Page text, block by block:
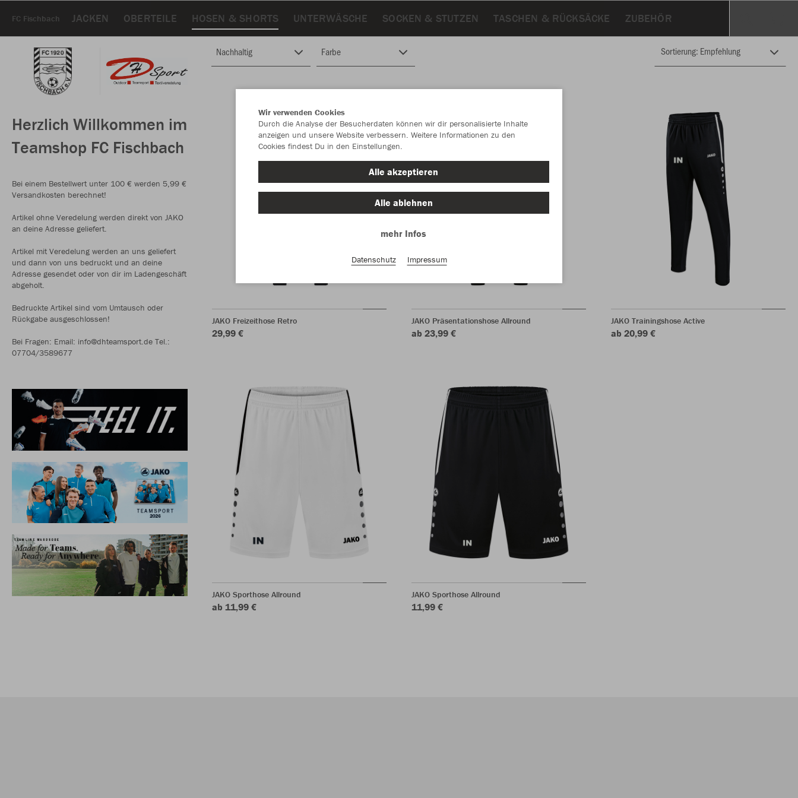
FC Fischbach JACKEN OBERTEILE HOSEN & SHORTS UNTERWÄSCHE SOCKEN & STUTZEN TASCHEN & RÜCKSÄCKE ZUBEHÖR
Herzlich Willkommen im
Teamshop FC Fischbach
Bei einem Bestellwert unter 100 € werden 5,99 €
Versandkosten berechnet!
Artikel ohne Veredelung werden direkt von JAKO
an deine Adresse geliefert.
Artikel mit Veredelung werden an uns geliefert
und dann von uns bedruckt und an deine
Adresse gesendet oder von dir im Ladengeschäft
abgeholt.
Bedruckte Artikel sind vom Umtausch oder
Rückgabe ausgeschlossen!
Bei Fragen: Email: info@dhteamsport.de Tel.:
07704/3589677
Nachhaltig Farbe
JAKO Freizeithose Retro
29,99 €
JAKO Präsentationshose Allround
ab 23,99 €
JAKO Trainingshose Active
ab 20,99 €
JAKO Sporthose Allround
ab 11,99 €
JAKO Sporthose Allround
11,99 €
Wir verwenden Cookies
Durch die Analyse der Besucherdaten können wir dir personalisierte Inhalte
anzeigen und unsere Website verbessern. Weitere Informationen zu den
Cookies findest Du in den Einstellungen.
Alle akzeptieren
Alle ablehnen
mehr Infos
Datenschutz Impressum